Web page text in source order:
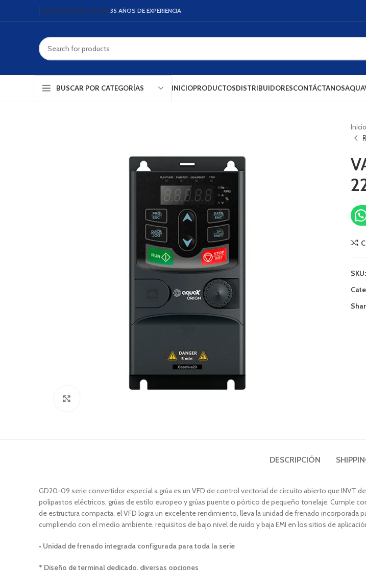
RESIDENCIAL INDUSTRIAL 35 AÑOS DE EXPERIENCIA
BUSCAR POR CATEGORÍAS INICIOPRODUCTOSDISTRIBUIDORESCONTÁCTANOS
Inicio
SKU:
DESCRIPCIÓN
GD20-09 serie convertidor especial a grúa es un VFD de control vectorial de circuito abierto que INVT
polipastos eléctricos, grúas de estilo europeo y grúas puente o pórtico de pequeño tonelaje. Cumple
de estructura compacta, el VFD logra un excelente rendimiento, lleva la unidad de frenado incorporada
cumpliendo con el medio ambiente. requisitos de bajo nivel de ruido y baja EMI en los sitios de
• Unidad de frenado integrada configurada para toda la serie
* Diseño de terminal dedicado, diversas opciones